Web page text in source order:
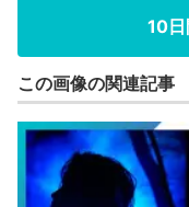
10日
この画像の関連記事